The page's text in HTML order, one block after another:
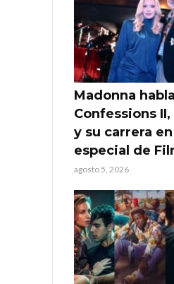
Madonna
Confessions
y su carrera
especial de
agosto 5, 2026